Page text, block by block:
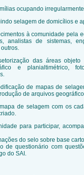
ocupando
selagem de domicílios e
à comunidade pela
analistas de sistemas,
das áreas
e planialtimétrico,
de mapas de
de arquivos
de selagem com os
para participar,
do selo sobre base
de questionário com
do SAI.